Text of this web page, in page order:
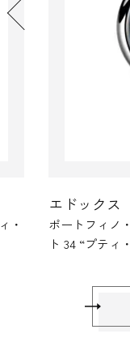
エドックス
ポートフィノ
ト 34 “プティ